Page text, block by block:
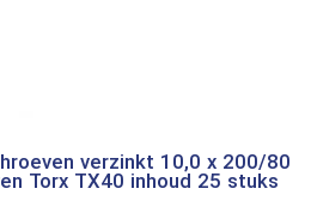
verzinkt 10,0 x 200/80
Torx TX40 inhoud 25 stuks